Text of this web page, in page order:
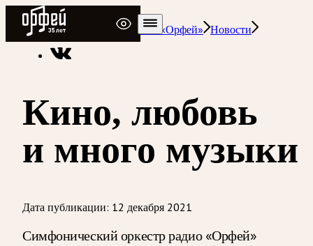
Радио Орфей
Радио классической музыки «Орфей» Новости
Кино, любовь
и много музыки
Дата публикации: 12 декабря 2021
Симфонический оркестр радио «Орфей»